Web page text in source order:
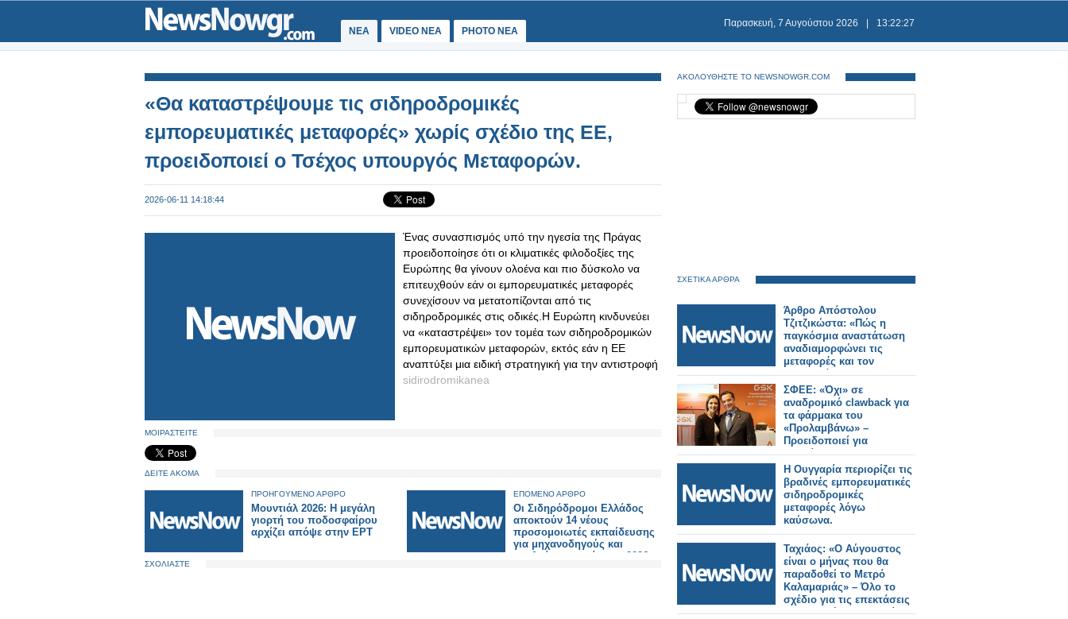
ΝΕΑ VIDEO NEA PHOTO NEA
Παρασκευή, 7 Αυγούστου 2026 13:22:28
«Θα καταστρέψουμε τις σιδηροδρομικές
εμπορευματικές μεταφορές» χωρίς σχέδιο της ΕΕ,
προειδοποιεί ο Τσέχος υπουργός Μεταφορών.
2026-06-11 14:18:44
Ένας συνασπισμός υπό την ηγεσία της Πράγας
προειδοποίησε ότι οι κλιματικές φιλοδοξίες της
Ευρώπης θα γίνουν ολοένα και πιο δύσκολο να
επιτευχθούν εάν οι εμπορευματικές μεταφορές
συνεχίσουν να μετατοπίζονται από τις
σιδηροδρομικές στις οδικές.Η Ευρώπη κινδυνεύει
να «καταστρέψει» τον τομέα των σιδηροδρομικών
εμπορευματικών μεταφορών, εκτός εάν η ΕΕ
αναπτύξει μια ειδική στρατηγική για την αντιστροφή
sidirodromikanea
ΜΟΙΡΑΣΤΕΙΤΕ
ΔΕΙΤΕ ΑΚΟΜΑ
ΠΡΟΗΓΟΥΜΕΝΟ ΑΡΘΡΟ
Μουντιάλ 2026: H μεγάλη
γιορτή του ποδοσφαίρου
αρχίζει απόψε στην ΕΡΤ
ΕΠΟΜΕΝΟ ΑΡΘΡΟ
Οι Σιδηρόδρομοι Ελλάδος
αποκτούν 14 νέους
προσομοιωτές εκπαίδευσης
για μηχανοδηγούς και
σταθμάρχες εντός του 2026
ΣΧΟΛΙΑΣΤΕ
ΑΚΟΛΟΥΘΗΣΤΕ ΤΟ NEWSNOWGR.COM
ΣΧΕΤΙΚΑ ΑΡΘΡΑ
Άρθρο Απόστολου
Τζιτζικώστα: «Πώς η
παγκόσμια αναστάτωση
αναδιαμορφώνει τις
μεταφορές και τον
τουρισμό»
ΣΦΕΕ: «Όχι» σε
αναδρομικό clawback για
τα φάρμακα του
«Προλαμβάνω» –
Προειδοποιεί για
«επικίνδυνο
προηγούμενο»
Η Ουγγαρία περιορίζει τις
βραδινές εμπορευματικές
σιδηροδρομικές
μεταφορές λόγω
καύσωνα.
Ταχιάος: «Ο Αύγουστος
είναι ο μήνας που θα
παραδοθεί το Μετρό
Καλαμαριάς» – Όλο το
σχέδιο για τις επεκτάσεις
στη δυτική Θεσσαλονίκη.